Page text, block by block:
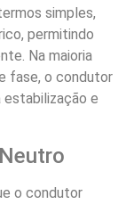
simples,
permitindo
Na maioria
fase, o condutor
estabilização e
o condutor